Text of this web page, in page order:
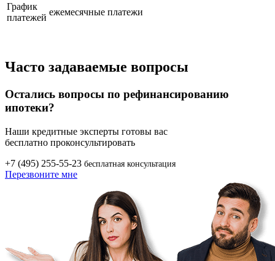
График
платежей
ежемесячные платежи
Часто задаваемые вопросы
Остались вопросы по рефинансированию
ипотеки?
Наши кредитные эксперты готовы вас
бесплатно проконсультировать
+7 (495) 255-55-23 бесплатная консультация
Перезвоните мне